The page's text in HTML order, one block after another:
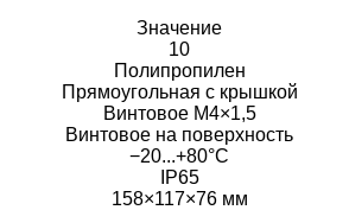
Значение
10
Полипропилен
Прямоугольная с крышкой
Винтовое М4×1,5
Винтовое на поверхность
−20...+80°C
IP65
158×117×76 мм